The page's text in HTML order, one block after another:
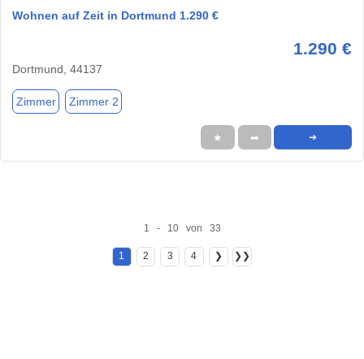
Wohnen auf Zeit in Dortmund 1.290 €
1.290 €
Dortmund, 44137
Zimmer Zimmer 2
★ ➦ ➜
1 - 10 von 33
1 2 3 4 ❯ ❯❯